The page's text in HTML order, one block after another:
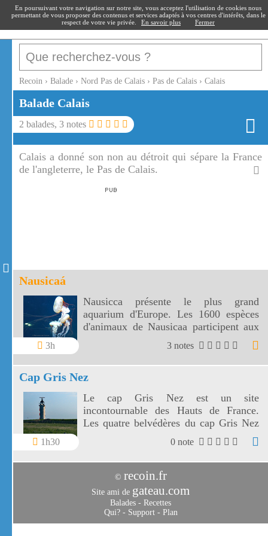
recoin.fr
Recoin › Balade › Nord Pas de Calais › Pas de Calais › Calais
Balade Calais
2 balades, 3 notes
Calais a donné son non au détroit qui sépare la France
de l'angleterre, le Pas de Calais.
Nausicaá
3h
Nausicca présente le plus grand
aquarium d'Europe. Les 1600 espèces
d'animaux de Nausicaa participent aux
spectacles de l'océan et de ses rivages.
3 notes
Cap Gris Nez
1h30
Le cap Gris Nez est un site
incontournable des Hauts de France.
Les quatre belvédères du cap Gris Nez
vous offrent des paysages
0 note
© recoin.fr
Site ami de gateau.com
Balades - Recettes
Qui?- Support- Plan
En poursuivant votre navigation sur notre site, vous acceptez l'utilisation de cookies nous
permettant de vous proposer des contenus et services adaptés à vos centres d'intérêts, dans le
respect de votre vie privée.
En savoir plus Fermer